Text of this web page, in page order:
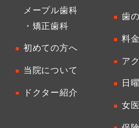
メープル歯科
・矯正歯科
初めての方へ
当院について
ドクター紹介
歯
料
ア
日
女